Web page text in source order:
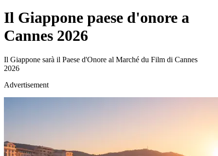
Il Giappone paese d'onore a
Cannes 2026
Il Giappone sarà il Paese d'Onore al Marché du Film di Cannes
2026
Advertisement